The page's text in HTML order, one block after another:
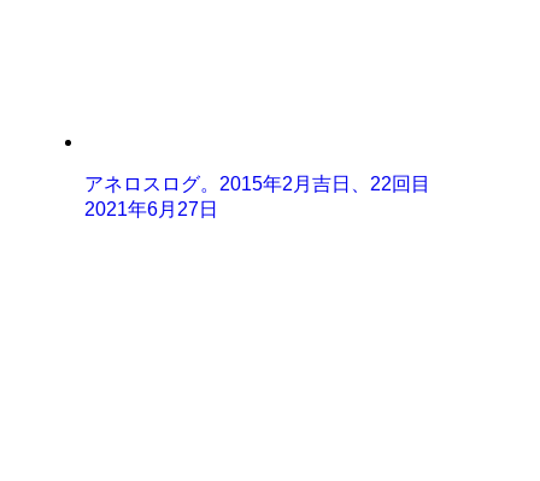
アネロスログ。2015年2月吉日、22回目
2021年6月27日